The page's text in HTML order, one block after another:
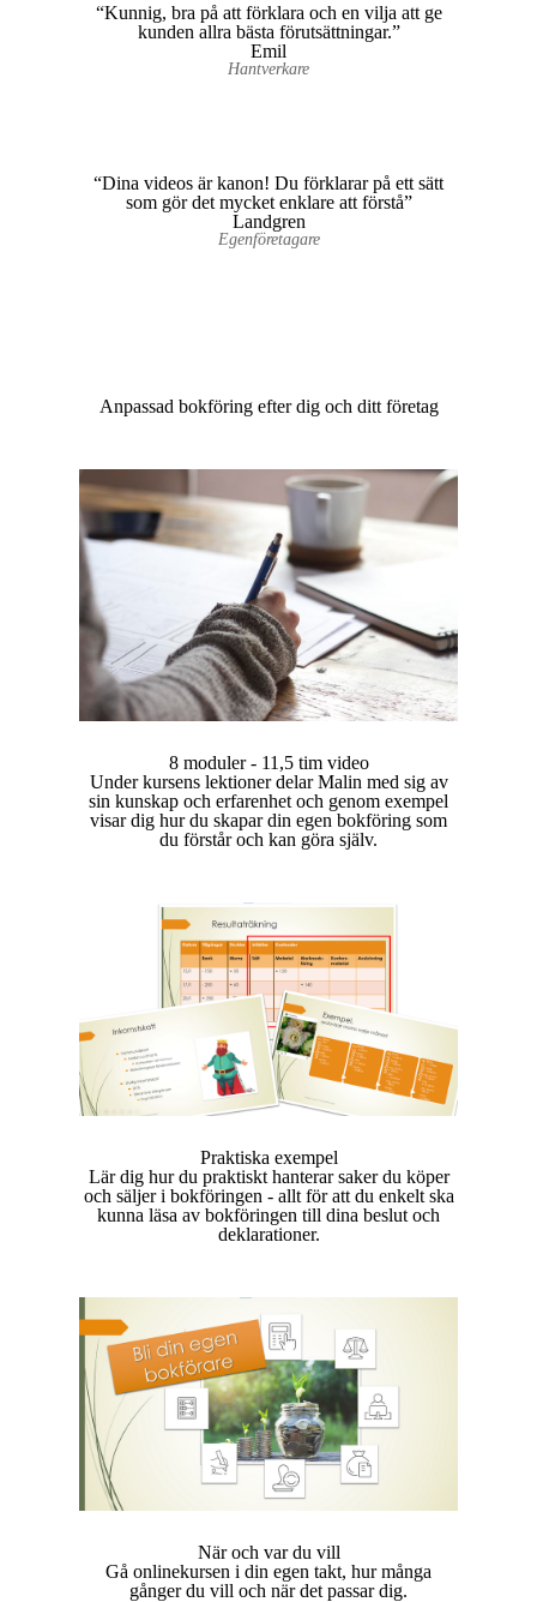
“Kunnig, bra på att förklara och en vilja att ge
kunden allra bästa förutsättningar.”
Emil
Hantverkare
“Dina videos är kanon! Du förklarar på ett sätt
som gör det mycket enklare att förstå”
Landgren
Egenföretagare
Anpassad bokföring efter dig och ditt företag
8 moduler - 11,5 tim video
Under kursens lektioner delar Malin med sig av
sin kunskap och erfarenhet och genom exempel
visar dig hur du skapar din egen bokföring som
du förstår och kan göra själv.
Praktiska exempel
Lär dig hur du praktiskt hanterar saker du köper
och säljer i bokföringen - allt för att du enkelt ska
kunna läsa av bokföringen till dina beslut och
deklarationer.
När och var du vill
Gå onlinekursen i din egen takt, hur många
gånger du vill och när det passar dig.